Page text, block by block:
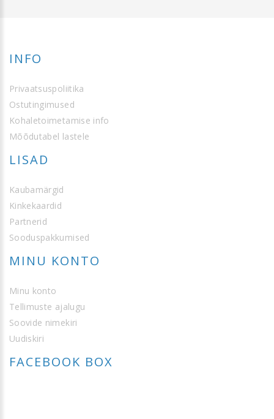
INFO
Privaatsuspoliitika
Ostutingimused
Kohaletoimetamise info
Mõõdutabel lastele
LISAD
Kaubamärgid
Kinkekaardid
Partnerid
Sooduspakkumised
MINU KONTO
Minu konto
Tellimuste ajalugu
Soovide nimekiri
Uudiskiri
FACEBOOK BOX